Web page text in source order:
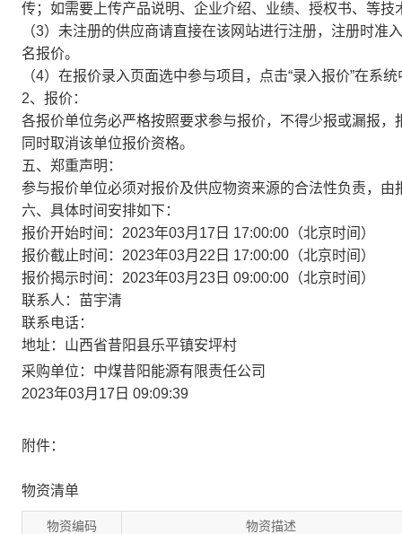
传；如需要上传产品说明、企业介绍、业绩、授权书、等
（3）未注册的供应商请直接在该网站进行注册，注册时
名报价。
（4）在报价录入页面选中参与项目，点击“录入报价”在系
2、报价：
各报价单位务必严格按照要求参与报价，不得少报或漏报
同时取消该单位报价资格。
五、郑重声明：
参与报价单位必须对报价及供应物资来源的合法性负责，
六、具体时间安排如下：
报价开始时间：2023年03月17日 17:00:00（北京时间）
报价截止时间：2023年03月22日 17:00:00（北京时间）
报价揭示时间：2023年03月23日 09:00:00（北京时间）
联系人：苗宇清
联系电话：
地址：山西省昔阳县乐平镇安坪村
采购单位：中煤昔阳能源有限责任公司
2023年03月17日 09:09:39
附件：
物资清单
物资编码 物资描述